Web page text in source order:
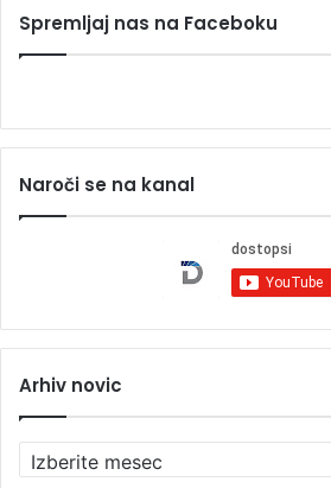
Spremljaj nas na Faceboku
Naroči se na kanal
Arhiv novic
r